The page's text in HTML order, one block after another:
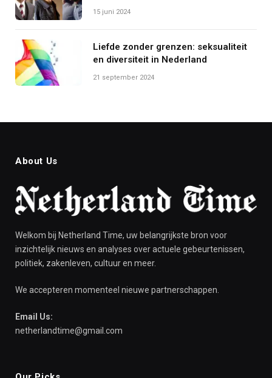
15 juni 2024
Liefde zonder grenzen: seksualiteit
en diversiteit in Nederland
21 september 2024
About Us
Welkom bij Netherland Time, uw belangrijkste bron voor
inzichtelijk nieuws en analyses over actuele gebeurtenissen,
politiek, zakenleven, cultuur en meer.
We accepteren momenteel nieuwe partnerschappen.
Email Us:
netherlandtime@gmail.com